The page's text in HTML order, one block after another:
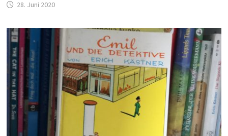
28. Juni 2020